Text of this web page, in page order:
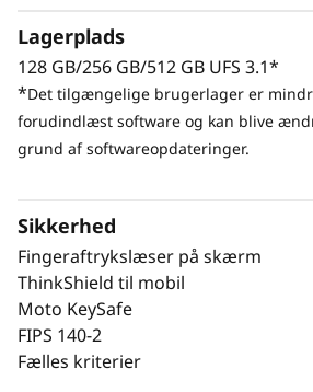
Lagerplads
128 GB/256 GB/512 GB UFS 3.1*
*Det tilgængelige brugerlager er
forudindlæst software og kan blive
grund af softwareopdateringer.
Sikkerhed
Fingeraftrykslæser på skærm
ThinkShield til mobil
Moto KeySafe
FIPS 140-2
Fælles kriterier